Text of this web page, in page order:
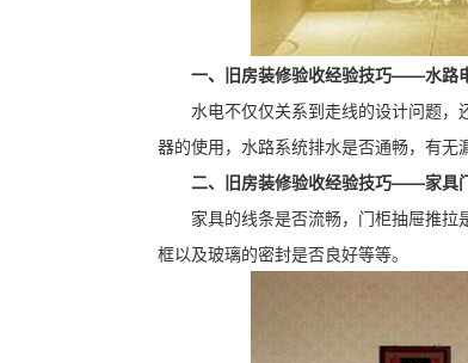
一、旧房装修验收经验技巧——水路
水电不仅仅关系到走线的设计问题
器的使用，水路系统排水是否通畅，有无
二、旧房装修验收经验技巧——家具
家具的线条是否流畅，门柜抽屉推
框以及玻璃的密封是否良好等等。